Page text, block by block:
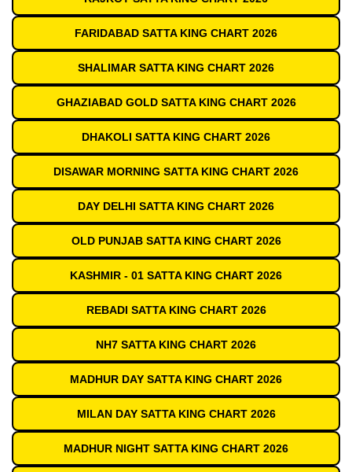
FARIDABAD SATTA KING CHART 2026
SHALIMAR SATTA KING CHART 2026
GHAZIABAD GOLD SATTA KING CHART 2026
DHAKOLI SATTA KING CHART 2026
DISAWAR MORNING SATTA KING CHART 2026
DAY DELHI SATTA KING CHART 2026
OLD PUNJAB SATTA KING CHART 2026
KASHMIR - 01 SATTA KING CHART 2026
REBADI SATTA KING CHART 2026
NH7 SATTA KING CHART 2026
MADHUR DAY SATTA KING CHART 2026
MILAN DAY SATTA KING CHART 2026
MADHUR NIGHT SATTA KING CHART 2026